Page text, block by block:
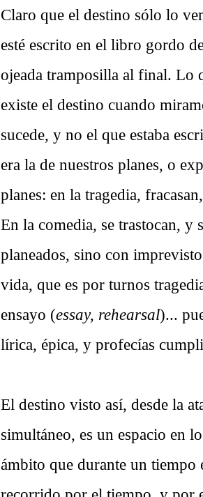
Claro que el destino sólo lo
esté escrito en el libro gordo
ojeada tramposilla al final. Lo
existe el destino cuando
sucede, y no el que estaba
era la de nuestros planes, o
planes: en la tragedia,
En la comedia, se trastocan, y
planeados, sino con
vida, que es por turnos
ensayo (essay, rehearsal)...
lírica, épica, y profecías
El destino visto así, desde la
simultáneo, es un espacio en
ámbito que durante un tiempo